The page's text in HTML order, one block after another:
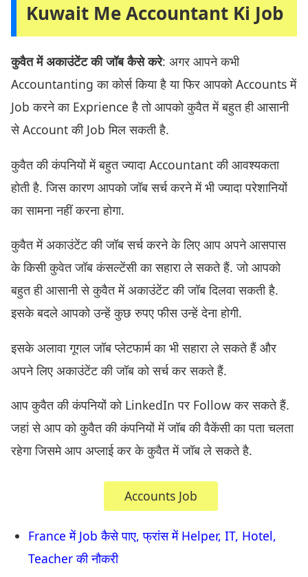
Kuwait Me Accountant Ki Job
कुवैत में अकाउंटेंट की जॉब कैसे करे: अगर आपने कभी
Accountanting का कोर्स किया है या फिर आपको Accounts में
Job करने का Exprience है तो आपको कुवैत में बहुत ही आसानी
से Account की Job मिल सकती है.
कुवैत की कंपनियों में बहुत ज्यादा Accountant की आवश्यकता
होती है. जिस कारण आपको जॉब सर्च करने में भी ज्यादा परेशानियों
का सामना नहीं करना होगा.
कुवैत में अकाउंटेंट की जॉब सर्च करने के लिए आप अपने आसपास
के किसी कुवेत जॉब कंसल्टेंसी का सहारा ले सकते हैं. जो आपको
बहुत ही आसानी से कुवैत में अकाउंटेंट की जॉब दिलवा सकती है.
इसके बदले आपको उन्हें कुछ रुपए फीस उन्हें देना होगी.
इसके अलावा गूगल जॉब प्लेटफार्म का भी सहारा ले सकते हैं और
अपने लिए अकाउंटेंट की जॉब को सर्च कर सकते हैं.
आप कुवैत की कंपनियों को LinkedIn पर Follow कर सकते हैं.
जहां से आप को कुवैत की कंपनियों में जॉब की वैकेंसी का पता चलता
रहेगा जिसमे आप अप्लाई कर के कुवैत में जॉब ले सकते है.
Accounts Job
France में Job कैसे पाए, फ्रांस में Helper, IT, Hotel,
Teacher की नौकरी